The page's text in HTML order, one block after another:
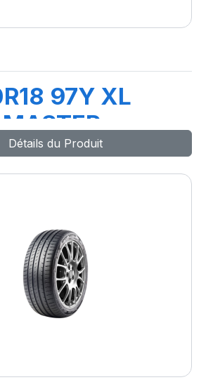
97Y XL
Détails du Produit